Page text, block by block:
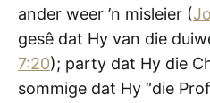
ander weer ’n misleier (
gesê dat Hy van die
7:20); party dat Hy die
sommige dat Hy “die